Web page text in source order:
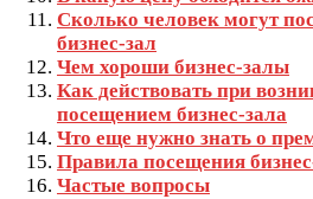
Сколько человек могут
бизнес‑зал
Чем хороши бизнес‑залы
Как действовать при
посещением бизнес‑зала
Что еще нужно знать о
Правила посещения
Частые вопросы